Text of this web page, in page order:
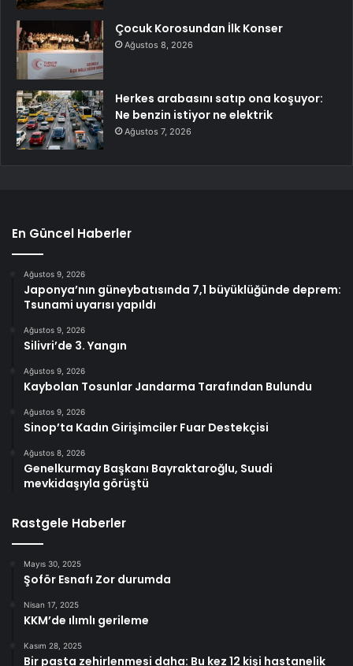
Çocuk Korosundan İlk Konser
Ağustos 8, 2026
Herkes arabasını satıp ona koşuyor:
Ne benzin istiyor ne elektrik
Ağustos 7, 2026
En Güncel Haberler
Ağustos 9, 2026
Japonya’nın güneybatısında 7,1 büyüklüğünde deprem:
Tsunami uyarısı yapıldı
Ağustos 9, 2026
Silivri’de 3. Yangın
Ağustos 9, 2026
Kaybolan Tosunlar Jandarma Tarafından Bulundu
Ağustos 9, 2026
Sinop’ta Kadın Girişimciler Fuar Destekçisi
Ağustos 8, 2026
Genelkurmay Başkanı Bayraktaroğlu, Suudi
mevkidaşıyla görüştü
Rastgele Haberler
Mayıs 30, 2025
Şoför Esnafı Zor durumda
Nisan 17, 2025
KKM’de ılımlı gerileme
Kasım 28, 2025
Bir pasta zehirlenmesi daha: Bu kez 12 kişi hastanelik